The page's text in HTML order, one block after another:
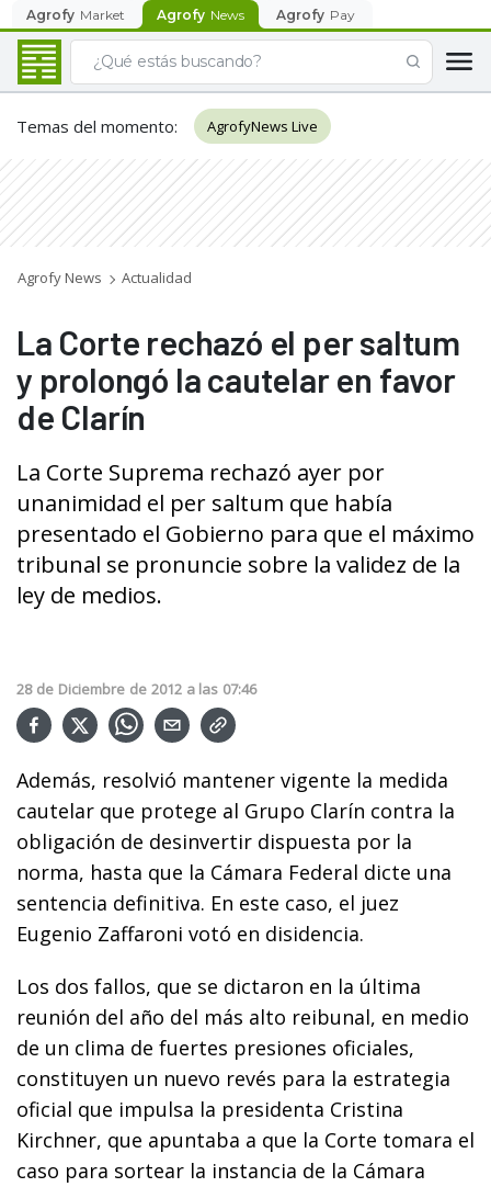
Agrofy Market Agrofy News Agrofy Pay
Temas del momento: AgrofyNews Live
Agrofy News Actualidad
La Corte rechazó el per saltum
y prolongó la cautelar en favor
de Clarín
La Corte Suprema rechazó ayer por
unanimidad el per saltum que había
presentado el Gobierno para que el máximo
tribunal se pronuncie sobre la validez de la
ley de medios.
28 de Diciembre de 2012 a las 07:46
Además, resolvió mantener vigente la medida
cautelar que protege al Grupo Clarín contra la
obligación de desinvertir dispuesta por la
norma, hasta que la Cámara Federal dicte una
sentencia definitiva. En este caso, el juez
Eugenio Zaffaroni votó en disidencia.
Los dos fallos, que se dictaron en la última
reunión del año del más alto reibunal, en medio
de un clima de fuertes presiones oficiales,
constituyen un nuevo revés para la estrategia
oficial que impulsa la presidenta Cristina
Kirchner, que apuntaba a que la Corte tomara el
caso para sortear la instancia de la Cámara